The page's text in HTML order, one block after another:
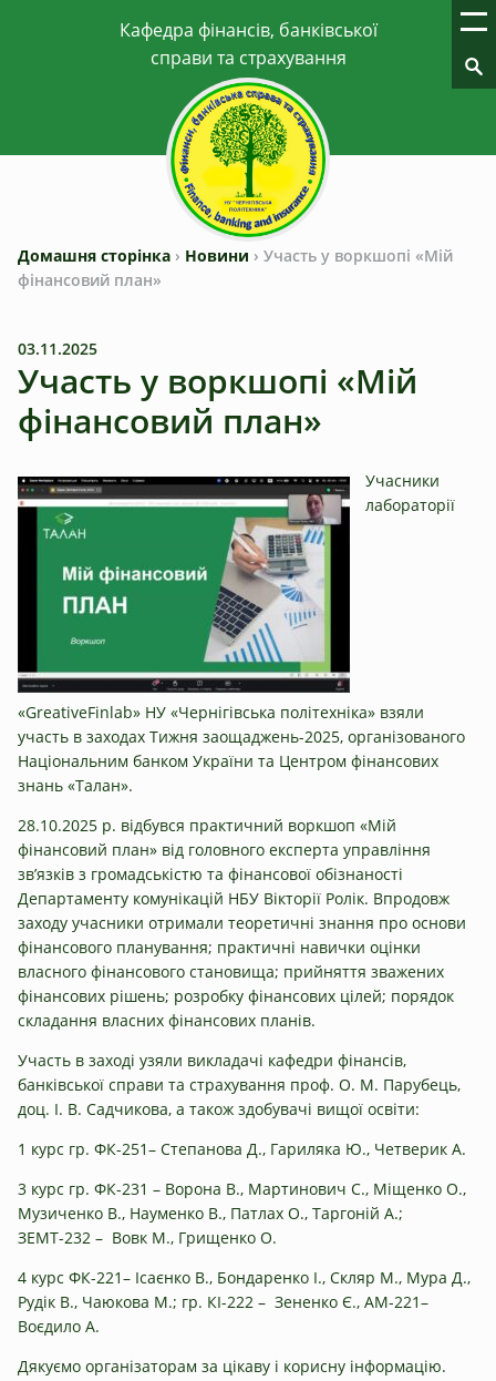
Домашня сторінка › Новини › Участь у воркшопі «Мій
фінансовий план»
03.11.2025
Участь у воркшопі «Мій
фінансовий план»
Учасники
лабораторії
«GreativeFinlab» НУ «Чернігівська політехніка» взяли
участь в заходах Тижня заощаджень-2025, організованого
Національним банком України та Центром фінансових
знань «Талан».
28.10.2025 р. відбувся практичний воркшоп «Мій
фінансовий план» від головного експерта управління
зв’язків з громадськістю та фінансової обізнаності
Департаменту комунікацій НБУ Вікторії Ролік. Впродовж
заходу учасники отримали теоретичні знання про основи
фінансового планування; практичні навички оцінки
власного фінансового становища; прийняття зважених
фінансових рішень; розробку фінансових цілей; порядок
складання власних фінансових планів.
Участь в заході узяли викладачі кафедри фінансів,
банківської справи та страхування проф. О. М. Парубець,
доц. І. В. Садчикова, а також здобувачі вищої освіти:
1 курс гр. ФК-251– Степанова Д., Гариляка Ю., Четверик А.
3 курс гр. ФК-231 – Ворона В., Мартинович С., Міщенко О.,
Музиченко В., Науменко В., Патлах О., Таргоній А.;
ЗЕМТ-232 – Вовк М., Грищенко О.
4 курс ФК-221– Ісаєнко В., Бондаренко І., Скляр М., Мура Д.,
Рудік В., Чаюкова М.; гр. КІ-222 – Зененко Є., АМ-221–
Воєдило А.
Дякуємо організаторам за цікаву і корисну інформацію.